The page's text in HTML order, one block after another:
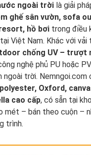
ngoài trời là giải
ghế sân vườn, sofa
hồ bơi trong điều
Việt Nam. Khác với vải
chống UV – trượt
nghệ phủ PU hoặc
ngoài trời. Nemngoi.com
Oxford,
cao cấp, có sẵn tại
mét – bán theo cuộn –
trình.